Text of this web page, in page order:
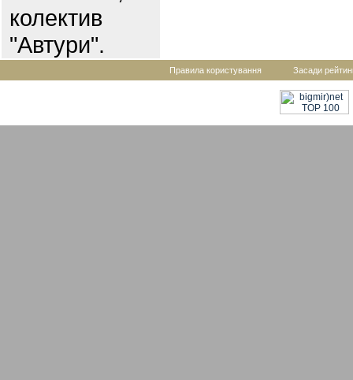
колектив
"Автури".
Правила користування Засади